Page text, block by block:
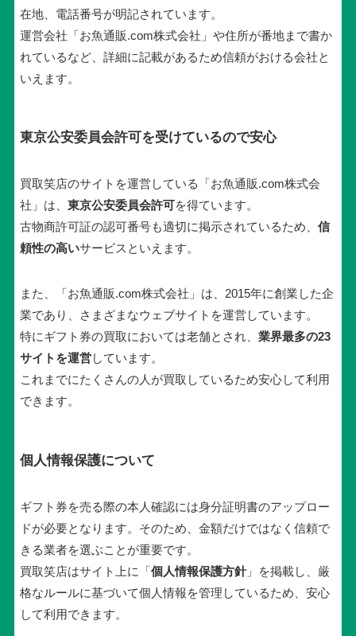
在地、電話番号が明記されています。
運営会社「お魚通販.com株式会社」や住所が番地まで書か
れているなど、詳細に記載があるため信頼がおける会社と
いえます。
東京公安委員会許可を受けているので安心
買取笑店のサイトを運営している「お魚通販.com株式会
社」は、 東京公安委員会許可を得ています。
古物商許可証の認可番号も適切に掲示されているため、 信
頼性の高いサービスといえます。
また、「お魚通販.com株式会社」は、2015年に創業した企
業であり、さまざまなウェブサイトを運営しています。
特にギフト券の買取においては老舗とされ、 業界最多の23
サイトを運営しています。
これまでにたくさんの人が買取しているため安心して利用
できます。
個人情報保護について
ギフト券を売る際の本人確認には身分証明書のアップロー
ドが必要となります。そのため、金額だけではなく信頼で
きる業者を選ぶことが重要です。
買取笑店はサイト上に「個人情報保護方針」を掲載し、厳
格なルールに基づいて個人情報を管理しているため、安心
して利用できます。